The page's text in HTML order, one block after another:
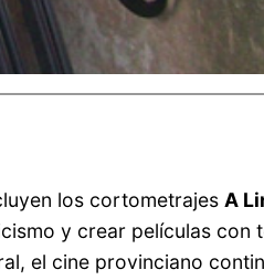
los cortometrajes A
y crear películas con
el cine provinciano